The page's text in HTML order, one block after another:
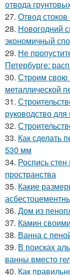
отвода
27. Отвод стоков
28. Новогодний
экономичный
29. Не
Петербурге:
30. Строим свою
металлической
31.
руководство
32.
33. Как сделать
530 мм
34. Роспись
пространства
35. Какие
36. Дом из
37. Камин
38. Ванна с
39. В поисках
ванны вместо
40. Как